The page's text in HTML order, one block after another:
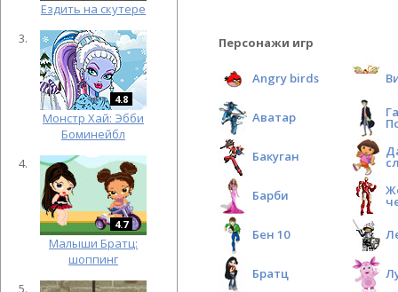
Ездить на скутере
4.8
Монстр Хай: Эбби
Боминейбл
4.7
Малыши Братц:
шоппинг
Персонажи игр
Angry birds
Аватар
Бакуган
Барби
Бен 10
Братц